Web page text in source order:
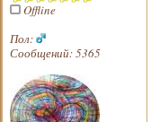
Offline
Пол:
Сообщений: 5365